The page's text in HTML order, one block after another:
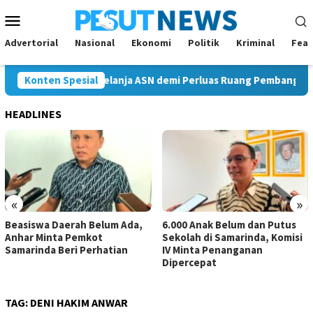
ke
kontenMobile
Advertorial Nasional Ekonomi Politik Kriminal
Konten Spesial
Kurangi Belanja ASN demi Perluas Ruang Pembangunan
HEADLINES
« »
Beasiswa Daerah Belum Ada,
Anhar Minta Pemkot
Samarinda Beri Perhatian
6.000 Anak Belum dan Putus
Sekolah di Samarinda, Komisi
IV Minta Penanganan
Dipercepat
TAG: DENI HAKIM ANWAR